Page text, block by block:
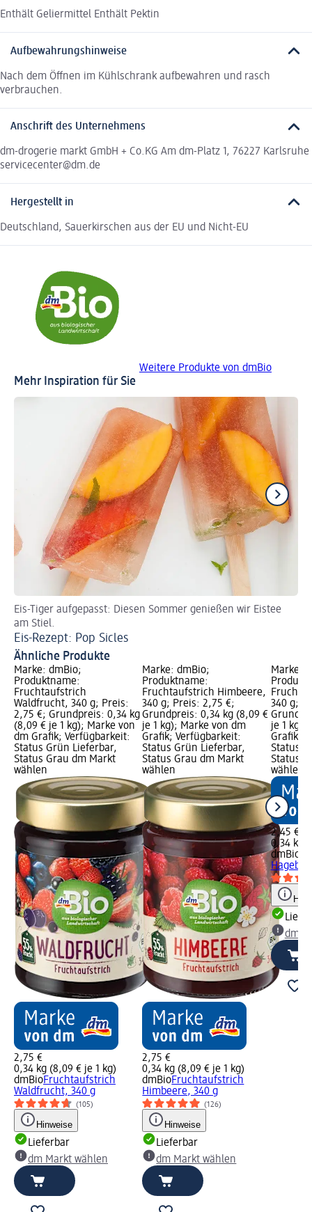
Enthält Geliermittel Enthält Pektin
Aufbewahrungshinweise
Nach dem Öffnen im Kühlschrank aufbewahren und rasch
verbrauchen.
Anschrift des Unternehmens
dm-drogerie markt GmbH + Co.KG Am dm-Platz 1, 76227 Karlsruhe
servicecenter@dm.de
Hergestellt in
Deutschland, Sauerkirschen aus der EU und Nicht-EU
Weitere Produkte von dmBio
Mehr Inspiration für Sie
Eis-Tiger aufgepasst: Diesen Sommer genießen wir Eistee
am Stiel.
Eis-Rezept: Pop Sicles
Ähnliche Produkte
Marke: dmBio;
Produktname:
Fruchtaufstrich
Waldfrucht, 340 g; Preis:
2,75 €; Grundpreis: 0,34 kg
(8,09 € je 1 kg); Marke von
dm Grafik; Verfügbarkeit:
Status Grün Lieferbar,
Status Grau dm Markt
wählen
2,75 €
0,34 kg (8,09 € je 1 kg)
dmBioFruchtaufstrich
Waldfrucht, 340 g
(105)
Hinweise
Lieferbar
dm Markt wählen
Marke: dmBio;
Produktname:
Fruchtaufstrich Himbeere,
340 g; Preis: 2,75 €;
Grundpreis: 0,34 kg (8,09 €
je 1 kg); Marke von dm
Grafik; Verfügbarkeit:
Status Grün Lieferbar,
Status Grau dm Markt
wählen
2,75 €
0,34 kg (8,09 € je 1 kg)
dmBioFruchtaufstrich
Himbeere, 340 g
(126)
Hinweise
Lieferbar
dm Markt wählen
Marke:
340 g;
je 1 kg);
Grafik;
Status
Status
wählen
2,45 €
0,34 kg
dmBio
dm